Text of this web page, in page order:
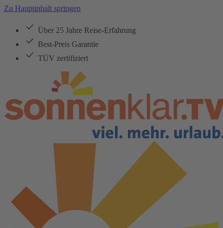
Zu Hauptinhalt springen
Über 25 Jahre Reise-Erfahrung
Best-Preis Garantie
TÜV zertifiziert